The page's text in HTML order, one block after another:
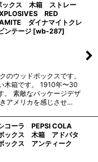
ックス 木箱 ストレー
RED
ダイナマイトクレ
テージ [wb-287]
のウッドボックスです。
木箱です。 1910年〜30
。 素敵なパッケージデザ
アメリカを感じさせ…
コーラ PEPSI COLA
ックス 木箱 アドバタ
ックス アンティーク